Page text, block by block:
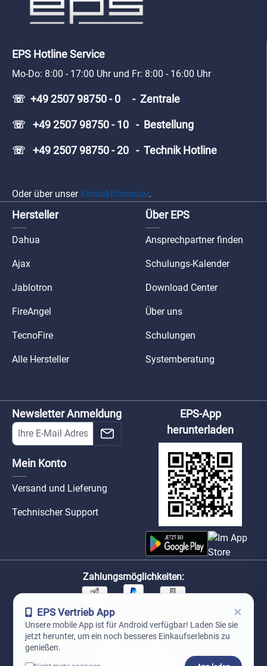
EPS Hotline Service
Mo-Do: 8:00 - 17:00 Uhr und Fr: 8:00 - 16:00 Uhr
☏ +49 2507 98750 - 0 - Zentrale
☏ +49 2507 98750 - 10 - Bestellung
☏ +49 2507 98750 - 20 - Technik Hotline
Oder über unser Kontaktformular.
Hersteller
Dahua
Ajax
Jablotron
FireAngel
TecnoFire
Alle Hersteller
Über EPS
Ansprechpartner finden
Schulungs-Kalender
Download Center
Über uns
Schulungen
Systemberatung
Newsletter Anmeldung
Mein Konto
Versand und Lieferung
Technischer Support
EPS-App
herunterladen
Zahlungsmöglichkeiten:
Unsere Versandpartner:
EPS Vertrieb App ×
Unsere mobile App ist für Android verfügbar! Laden Sie sie
jetzt herunter, um ein noch besseres Einkaufserlebnis zu
genießen.